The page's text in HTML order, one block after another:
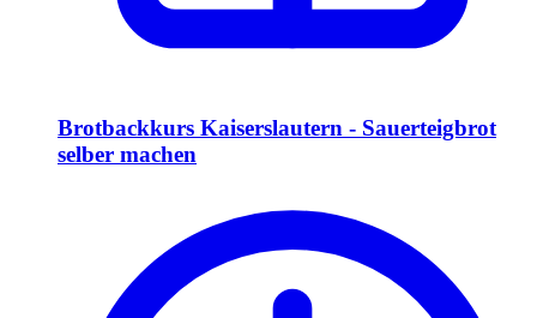
Brotbackkurs Kaiserslautern - Sauerteigbrot
selber machen